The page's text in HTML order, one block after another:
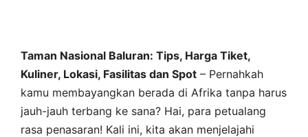
Taman Nasional Baluran: Tips, Harga Tiket,
Kuliner, Lokasi, Fasilitas dan Spot – Pernahkah
kamu membayangkan berada di Afrika tanpa harus
jauh-jauh terbang ke sana? Hai, para petualang
rasa penasaran! Kali ini, kita akan menjelajahi